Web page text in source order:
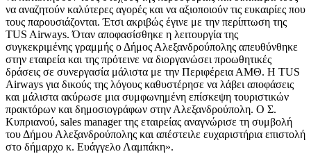
να αναζητούν καλύτερες αγορές και να αξιοποιούν τις ευκαιρίες που
τους παρουσιάζονται. Έτσι ακριβώς έγινε με την περίπτωση της
TUS Airways. Όταν αποφασίσθηκε η λειτουργία της
συγκεκριμένης γραμμής ο Δήμος Αλεξανδρούπολης απευθύνθηκε
στην εταιρεία και της πρότεινε να διοργανώσει προωθητικές
δράσεις σε συνεργασία μάλιστα με την Περιφέρεια ΑΜΘ. H TUS
Airways για δικούς της λόγους καθυστέρησε να λάβει αποφάσεις
και μάλιστα ακύρωσε μια συμφωνημένη επίσκεψη τουριστικών
πρακτόρων και δημοσιογράφων στην Αλεξανδρούπολη. Ο Σ.
Κυπριανού, sales manager της εταιρείας αναγνώρισε τη συμβολή
του Δήμου Αλεξανδρούπολης και απέστειλε ευχαριστήρια επιστολή
στο δήμαρχο κ. Ευάγγελο Λαμπάκη».